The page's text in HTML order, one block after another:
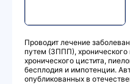
Проводит лечение
путем (ЗППП), хронического
хронического цистита,
бесплодия и импотенции.
опубликованных в